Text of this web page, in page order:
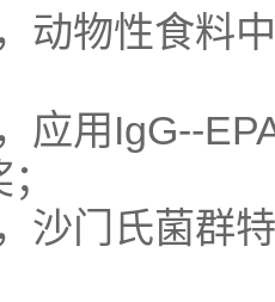
动物性食料
应用IgG--
沙门氏菌群